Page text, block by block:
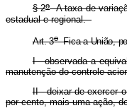
§ 2oA taxa de
estadual e regional.
Art. 3oFica a União,
I - observada a
manutenção do controle
II - deixar de exercer
por cento, mais uma ação,